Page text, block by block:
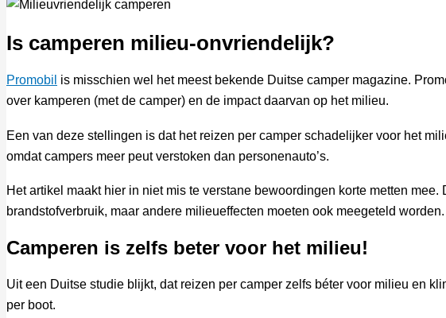
Is camperen milieu-onvriendelijk?
Promobil is misschien wel het meest bekende Duitse camper magazine.
over kamperen (met de camper) en de impact daarvan op het milieu.
Een van deze stellingen is dat het reizen per camper schadelijker voor het
omdat campers meer peut verstoken dan personenauto’s.
Het artikel maakt hier in niet mis te verstane bewoordingen korte metten mee.
brandstofverbruik, maar andere milieueffecten moeten ook meegeteld worden.
Camperen is zelfs beter voor het milieu!
Uit een Duitse studie blijkt, dat reizen per camper zelfs béter voor milieu en
per boot.